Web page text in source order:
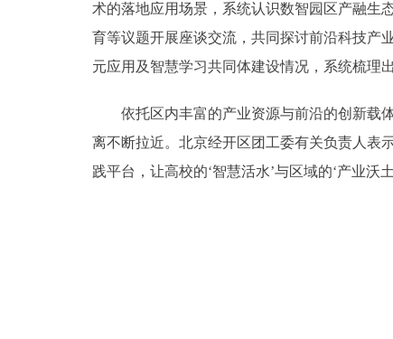
术的落地应用场景，系统认识数智园区产融生
育等议题开展座谈交流，共同探讨前沿科技产
元应用及智慧学习共同体建设情况，系统梳理
依托区内丰富的产业资源与前沿的创新载体
离不断拉近。北京经开区团工委有关负责人表
践平台，让高校的‘智慧活水’与区域的‘产业